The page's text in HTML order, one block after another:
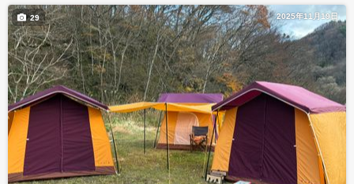
2025年11月19日
29